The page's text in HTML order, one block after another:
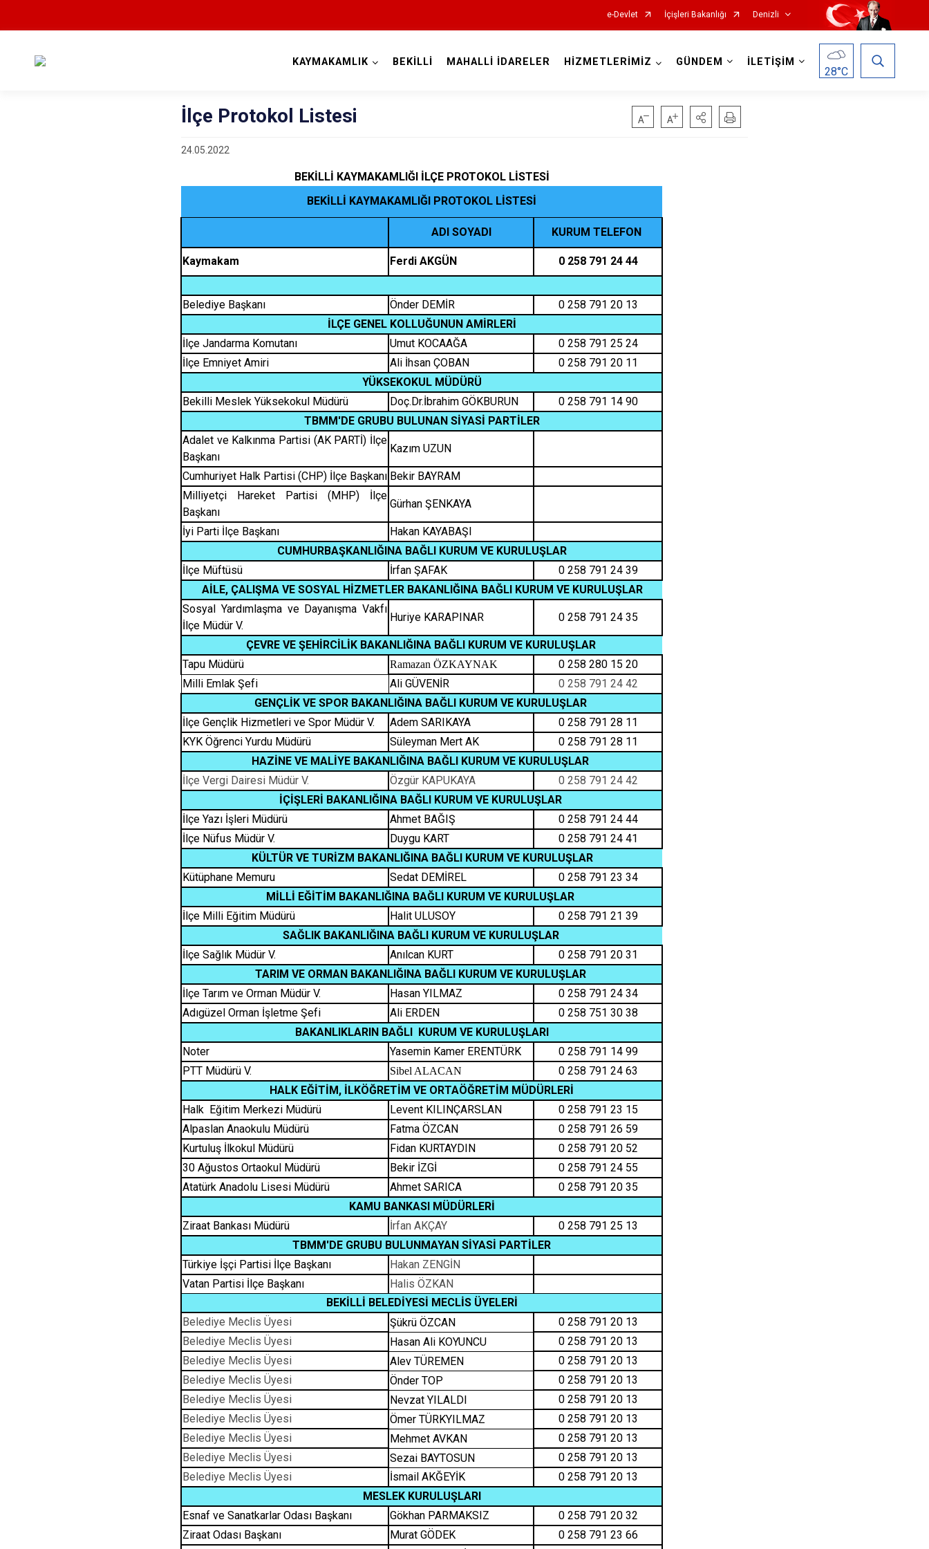
e-Devlet İçişleri Bakanlığı Denizli
Acıpayam
Babadağ
Baklan
Bekilli
Beyağaç
Buldan
Çal
Çameli
KAYMAKAMLIK BEKİLLİ MAHALLİ İDARELER HİZMETLERİMİZ GÜNDEM İLETİŞİM
28°C
İlçe Protokol Listesi
24.05.2022
BEKİLLİ KAYMAKAMLIĞI İLÇE PROTOKOL LİSTESİ
BEKİLLİ KAYMAKAMLIĞI PROTOKOL LİSTESİ
ADI SOYADI KURUM TELEFON
Kaymakam Ferdi AKGÜN 0 258 791 24 44
Belediye Başkanı Önder DEMİR
0 258 791 20 13
İLÇE GENEL KOLLUĞUNUN AMİRLERİ
İlçe Jandarma Komutanı
Umut KOCAAĞA
0 258 791 25 24
İlçe Emniyet Amiri
Ali İhsan ÇOBAN
0 258 791 20 11
YÜKSEKOKUL MÜDÜRÜ
Bekilli Meslek Yüksekokul Müdürü
Doç.Dr.İbrahim GÖKBURUN
0 258 791 14 90
TBMM'DE GRUBU BULUNAN SİYASİ PARTİLER
Adalet ve Kalkınma Partisi (AK PARTİ) İlçe
Başkanı
Kazım UZUN
Cumhuriyet Halk Partisi (CHP) İlçe Başkanı Bekir BAYRAM
Milliyetçi Hareket Partisi (MHP) İlçe
Başkanı
Gürhan ŞENKAYA
İyi Parti İlçe Başkanı
Hakan KAYABAŞI
CUMHURBAŞKANLIĞINA BAĞLI KURUM VE KURULUŞLAR
İlçe Müftüsü
İrfan ŞAFAK
0 258 791 24 39
AİLE, ÇALIŞMA VE SOSYAL HİZMETLER BAKANLIĞINA BAĞLI KURUM VE KURULUŞLAR
Sosyal Yardımlaşma ve Dayanışma Vakfı
İlçe Müdür V.
Huriye KARAPINAR 0 258 791 24 35
ÇEVRE VE ŞEHİRCİLİK BAKANLIĞINA BAĞLI KURUM VE KURULUŞLAR
Tapu Müdürü
Ramazan ÖZKAYNAK
0 258 280 15 20
Milli Emlak Şefi
Ali GÜVENİR
0 258 791 24 42
GENÇLİK VE SPOR BAKANLIĞINA BAĞLI KURUM VE KURULUŞLAR
İlçe Gençlik Hizmetleri ve Spor Müdür V.
Adem SARIKAYA
0 258 791 28 11
KYK Öğrenci Yurdu Müdürü
Süleyman Mert AK
0 258 791 28 11
HAZİNE VE MALİYE BAKANLIĞINA BAĞLI KURUM VE KURULUŞLAR
İlçe Vergi Dairesi Müdür V.
Özgür KAPUKAYA
0 258 791 24 42
İÇİŞLERİ BAKANLIĞINA BAĞLI KURUM VE KURULUŞLAR
İlçe Yazı İşleri Müdürü
Ahmet BAĞIŞ
0 258 791 24 44
İlçe Nüfus Müdür V.
Duygu KART
0 258 791 24 41
KÜLTÜR VE TURİZM BAKANLIĞINA BAĞLI KURUM VE KURULUŞLAR
Kütüphane Memuru
Sedat DEMİREL
0 258 791 23 34
MİLLİ EĞİTİM BAKANLIĞINA BAĞLI KURUM VE KURULUŞLAR
İlçe Milli Eğitim Müdürü
Halit ULUSOY
0 258 791 21 39
SAĞLIK BAKANLIĞINA BAĞLI KURUM VE KURULUŞLAR
İlçe Sağlık Müdür V.
Anılcan KURT
0 258 791 20 31
TARIM VE ORMAN BAKANLIĞINA BAĞLI KURUM VE KURULUŞLAR
İlçe Tarım ve Orman Müdür V.
Hasan YILMAZ
0 258 791 24 34
Adıgüzel Orman İşletme Şefi
Ali ERDEN
0 258 751 30 38
BAKANLIKLARIN BAĞLI KURUM VE KURULUŞLARI
Noter
Yasemin Kamer ERENTÜRK
0 258 791 14 99
PTT Müdürü V.
Sibel ALACAN
0 258 791 24 63
HALK EĞİTİM, İLKÖĞRETİM VE ORTAÖĞRETİM MÜDÜRLERİ
Halk Eğitim Merkezi Müdürü
Levent KILINÇARSLAN
0 258 791 23 15
Alpaslan Anaokulu Müdürü
Fatma ÖZCAN
0 258 791 26 59
Kurtuluş İlkokul Müdürü
Fidan KURTAYDIN
0 258 791 20 52
30 Ağustos Ortaokul Müdürü
Bekir İZGİ
0 258 791 24 55
Atatürk Anadolu Lisesi Müdürü
Ahmet SARICA
0 258 791 20 35
KAMU BANKASI MÜDÜRLERİ
Ziraat Bankası Müdürü
İrfan AKÇAY
0 258 791 25 13
TBMM'DE GRUBU BULUNMAYAN SİYASİ PARTİLER
Türkiye İşçi Partisi İlçe Başkanı
Hakan ZENGİN
Vatan Partisi İlçe Başkanı
Halis ÖZKAN
BEKİLLİ BELEDİYESİ MECLİS ÜYELERİ
Belediye Meclis Üyesi
Şükrü ÖZCAN
0 258 791 20 13
Belediye Meclis Üyesi
Hasan Ali KOYUNCU
0 258 791 20 13
Belediye Meclis Üyesi
Alev TÜREMEN
0 258 791 20 13
Belediye Meclis Üyesi
Önder TOP
0 258 791 20 13
Belediye Meclis Üyesi
Nevzat YILALDI
0 258 791 20 13
Belediye Meclis Üyesi
Ömer TÜRKYILMAZ
0 258 791 20 13
Belediye Meclis Üyesi
Mehmet AVKAN
0 258 791 20 13
Belediye Meclis Üyesi
Sezai BAYTOSUN
0 258 791 20 13
Belediye Meclis Üyesi
İsmail AKĞEYİK
0 258 791 20 13
MESLEK KURULUŞLARI
Esnaf ve Sanatkarlar Odası Başkanı
Gökhan PARMAKSIZ
0 258 791 20 32
Ziraat Odası Başkanı
Murat GÖDEK
0 258 791 23 66